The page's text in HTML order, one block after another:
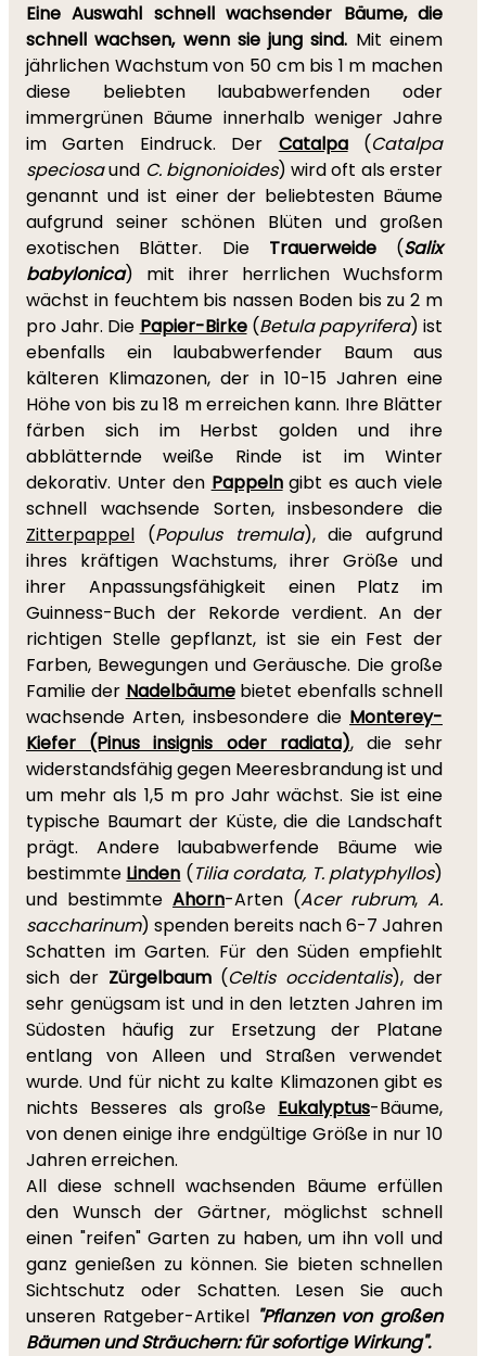
Eine Auswahl schnell wachsender Bäume, die
schnell wachsen, wenn sie jung sind. Mit einem
jährlichen Wachstum von 50 cm bis 1 m machen
diese beliebten laubabwerfenden oder
immergrünen Bäume innerhalb weniger Jahre
im Garten Eindruck. Der Catalpa(Catalpa
speciosaund C. bignonioides) wird oft als erster
genannt und ist einer der beliebtesten Bäume
aufgrund seiner schönen Blüten und großen
exotischen Blätter. Die Trauerweide(Salix
babylonica) mit ihrer herrlichen Wuchsform
wächst in feuchtem bis nassen Boden bis zu 2 m
pro Jahr. Die Papier-Birke(Betula papyrifera) ist
ebenfalls ein laubabwerfender Baum aus
kälteren Klimazonen, der in 10-15 Jahren eine
Höhe von bis zu 18 m erreichen kann. Ihre Blätter
färben sich im Herbst golden und ihre
abblätternde weiße Rinde ist im Winter
dekorativ. Unter den Pappelngibt es auch viele
schnell wachsende Sorten, insbesondere die
Zitterpappel (Populus tremula), die aufgrund
ihres kräftigen Wachstums, ihrer Größe und
ihrer Anpassungsfähigkeit einen Platz im
Guinness-Buch der Rekorde verdient. An der
richtigen Stelle gepflanzt, ist sie ein Fest der
Farben, Bewegungen und Geräusche. Die große
Familie der Nadelbäumebietet ebenfalls schnell
wachsende Arten, insbesondere die Monterey-
Kiefer (Pinus insignis oder radiata), die sehr
widerstandsfähig gegen Meeresbrandung ist und
um mehr als 1,5 m pro Jahr wächst. Sie ist eine
typische Baumart der Küste, die die Landschaft
prägt. Andere laubabwerfende Bäume wie
bestimmte Linden (Tilia cordata, T. platyphyllos)
und bestimmte Ahorn-Arten (Acer rubrum, A.
saccharinum) spenden bereits nach 6-7 Jahren
Schatten im Garten. Für den Süden empfiehlt
sich der Zürgelbaum(Celtis occidentalis), der
sehr genügsam ist und in den letzten Jahren im
Südosten häufig zur Ersetzung der Platane
entlang von Alleen und Straßen verwendet
wurde. Und für nicht zu kalte Klimazonen gibt es
nichts Besseres als große Eukalyptus-Bäume,
von denen einige ihre endgültige Größe in nur 10
Jahren erreichen.
All diese schnell wachsenden Bäume erfüllen
den Wunsch der Gärtner, möglichst schnell
einen "reifen" Garten zu haben, um ihn voll und
ganz genießen zu können. Sie bieten schnellen
Sichtschutz oder Schatten. Lesen Sie auch
unseren Ratgeber-Artikel "Pflanzen von großen
Bäumen und Sträuchern: für sofortige Wirkung".